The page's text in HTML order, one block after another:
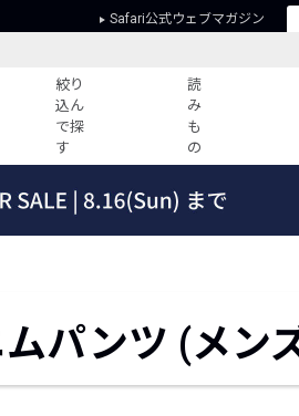
Safari公式ウェブマガジン
絞り
込ん
で探
す
読
み
も
の
会社概要
パンツ (メン